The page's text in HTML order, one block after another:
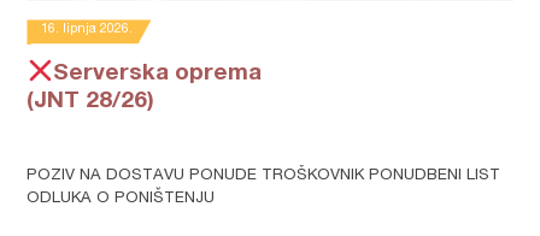
16. lipnja 2026.
Serverska oprema
(JNT 28/26)
POZIV NA DOSTAVU PONUDE TROŠKOVNIK PONUDBENI LIST
ODLUKA O PONIŠTENJU